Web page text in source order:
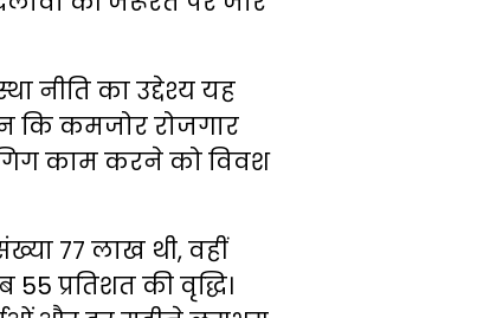
नीति का उद्देश्य यह
न कि कमजोर रोजगार
काम करने को विवश
77 लाख थी, वहीं
प्रतिशत की वृद्धि।